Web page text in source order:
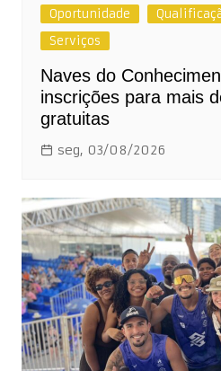
Oportunidade
Serviços
Naves do
inscrições para mais
gratuitas
seg, 03/08/2026